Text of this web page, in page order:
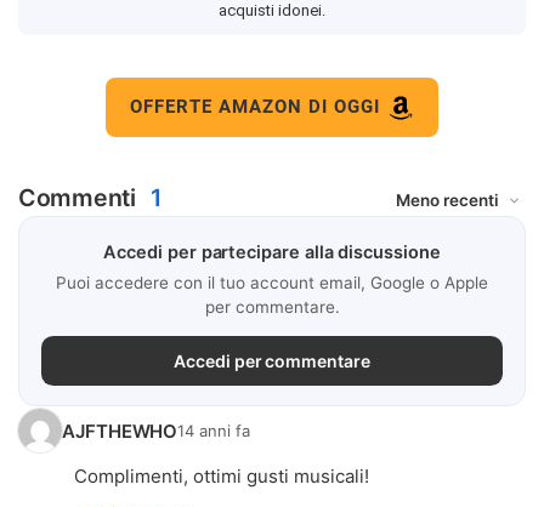
acquisti idonei.
OFFERTE AMAZON DI OGGI
Commenti 1
Accedi per partecipare alla discussione
Puoi accedere con il tuo account email, Google o Apple
per commentare.
Accedi per commentare
AJFTHEWHO14 anni fa
Complimenti, ottimi gusti musicali!